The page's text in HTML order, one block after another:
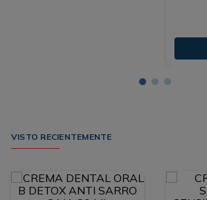
VISTO RECIENTEMENTE